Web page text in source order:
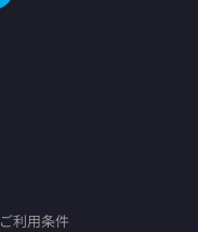
ご利用条件